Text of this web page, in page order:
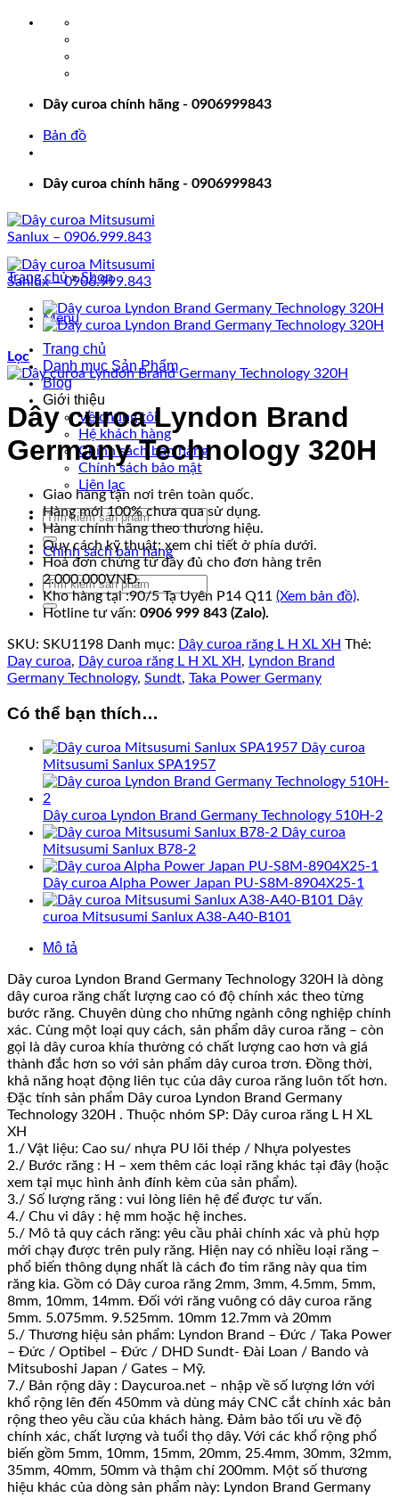
Dây curoa chính hãng - 0906999843
Bản đồ
Dây curoa chính hãng - 0906999843
Menu
Trang chủ
Danh mục Sản Phẩm
Blog
Giới thiệu
Về chúng tôi
Hệ khách hàng
Chính sách bán hàng
Chính sách bảo mật
Liên lạc
Tìm
kiếm:
Chính sách bán hàng
Tìm
kiếm:
Trang chủ » Shop
Lọc
Dây curoa Lyndon Brand
Germany Technology 320H
Giao hàng tận nơi trên toàn quốc.
Hàng mới 100% chưa qua sử dụng.
Hàng chính hãng theo thương hiệu.
Quy cách kỹ thuật: xem chi tiết ở phía dưới.
Hoá đơn chứng từ đầy đủ cho đơn hàng trên
2.000.000VNĐ.
Kho hàng tại :90/5 Tạ Uyên P14 Q11 (Xem bản đồ).
Hotline tư vấn: 0906 999 843 (Zalo).
SKU: SKU1198 Danh mục: Dây curoa răng L H XL XH Thẻ:
Day curoa, Dây curoa răng L H XL XH, Lyndon Brand
Germany Technology, Sundt, Taka Power Germany
Có thể bạn thích…
Dây curoa
Mitsusumi Sanlux SPA1957
Dây curoa Lyndon Brand Germany Technology 510H-2
Dây curoa
Mitsusumi Sanlux B78-2
Dây curoa Alpha Power Japan PU-S8M-8904X25-1
Dây
curoa Mitsusumi Sanlux A38-A40-B101
Mô tả
Dây curoa Lyndon Brand Germany Technology 320H là dòng
dây curoa răng chất lượng cao có độ chính xác theo từng
bước răng. Chuyên dùng cho những ngành công nghiệp chính
xác. Cùng một loại quy cách, sản phẩm dây curoa răng – còn
gọi là dây curoa khía thường có chất lượng cao hơn và giá
thành đắc hơn so với sản phẩm dây curoa trơn. Đồng thời,
khả năng hoạt động liên tục của dây curoa răng luôn tốt hơn.
Đặc tính sản phẩm Dây curoa Lyndon Brand Germany
Technology 320H . Thuộc nhóm SP: Dây curoa răng L H XL
XH
1./ Vật liệu: Cao su/ nhựa PU lõi thép / Nhựa polyestes
2./ Bước răng : H – xem thêm các loại răng khác tại đây (hoặc
xem tại mục hình ảnh đính kèm của sản phẩm).
3./ Số lượng răng : vui lòng liên hệ để được tư vấn.
4./ Chu vi dây : hệ mm hoặc hệ inches.
5./ Mô tả quy cách răng: yêu cầu phải chính xác và phù hợp
mới chạy được trên puly răng. Hiện nay có nhiều loại răng –
phổ biến thông dụng nhất là cách đo tim răng này qua tim
răng kia. Gồm có Dây curoa răng 2mm, 3mm, 4.5mm, 5mm,
8mm, 10mm, 14mm. Đối với răng vuông có dây curoa răng
5mm. 5.075mm. 9.525mm. 10mm 12.7mm và 20mm
5./ Thương hiệu sản phẩm: Lyndon Brand – Đức / Taka Power
– Đức / Optibel – Đức / DHD Sundt- Đài Loan / Bando và
Mitsuboshi Japan / Gates – Mỹ.
7./ Bản rộng dây : Daycuroa.net – nhập về số lượng lớn với
khổ rộng lên đến 450mm và dùng máy CNC cắt chính xác bản
rộng theo yêu cầu của khách hàng. Đảm bảo tối ưu về độ
chính xác, chất lượng và tuổi thọ dây. Với các khổ rộng phổ
biến gồm 5mm, 10mm, 15mm, 20mm, 25.4mm, 30mm, 32mm,
35mm, 40mm, 50mm và thậm chí 200mm. Một số thương
hiệu khác của dòng sản phẩm này: Lyndon Brand Germany